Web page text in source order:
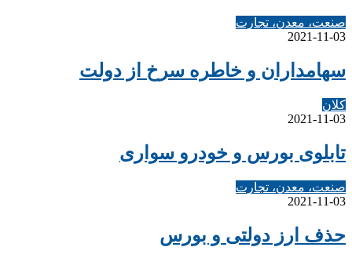
صنعت، معدن، تجارت
2021-11-03
سهامداران و خاطره سرخ از دولت
کلان
2021-11-03
تابلوی بورس و خودرو سواری
صنعت، معدن، تجارت
2021-11-03
حذف ارز دولتی و بورس